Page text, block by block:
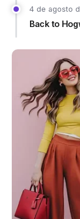
4 de agosto
Back to